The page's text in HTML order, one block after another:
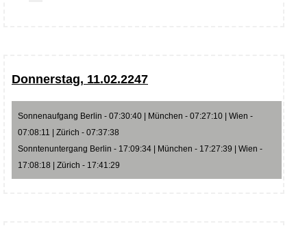
Donnerstag, 11.02.2247
Sonnenaufgang Berlin - 07:30:40 | München - 07:27:10 | Wien -
07:08:11 | Zürich - 07:37:38
Sonntenuntergang Berlin - 17:09:34 | München - 17:27:39 | Wien -
17:08:18 | Zürich - 17:41:29